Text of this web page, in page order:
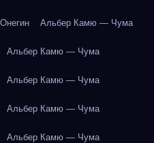
Альбер Камю — Чума
Альбер Камю — Чума
Альбер Камю — Чума
Альбер Камю — Чума
Альбер Камю — Чума